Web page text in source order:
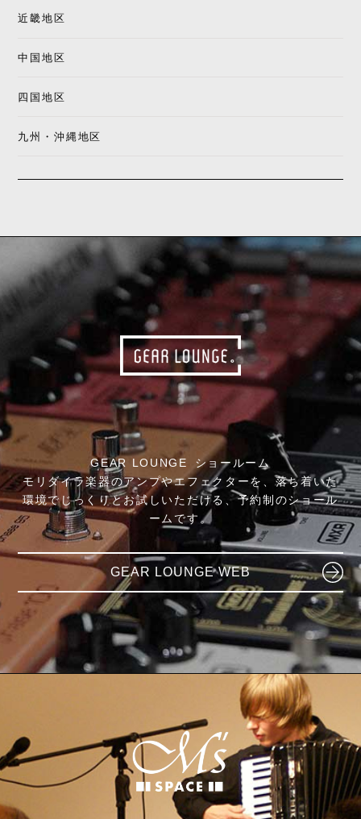
LANIKAI Ovation GUITARS
sandberg
近畿地区
中国地区
四国地区
九州・沖縄地区
GEAR LOUNGE ショールーム
モリダイラ楽器のアンプやエフェクターを、落ち着いた
環境でじっくりとお試しいただける、予約制のショール
ームです。
GEAR LOUNGE WEB